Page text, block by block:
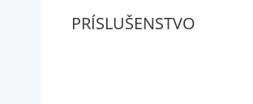
PRÍSLUŠENSTVO